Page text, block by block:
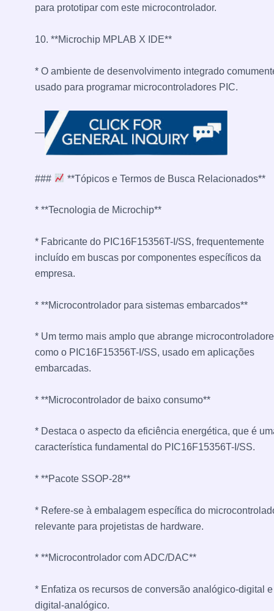
para prototipar com este microcontrolador.
10. **Microchip MPLAB X IDE**
* O ambiente de desenvolvimento integrado
usado para programar microcontroladores PIC.
—
### **Tópicos e Termos de Busca Relacionados**
* **Tecnologia de Microchip**
* Fabricante do PIC16F15356T-I/SS, frequentemente
incluído em buscas por componentes específicos da
empresa.
* **Microcontrolador para sistemas embarcados**
* Um termo mais amplo que abrange
como o PIC16F15356T-I/SS, usado em aplicações
embarcadas.
* **Microcontrolador de baixo consumo**
* Destaca o aspecto da eficiência energética, que é
característica fundamental do PIC16F15356T-I/SS.
* **Pacote SSOP-28**
* Refere-se à embalagem específica do
relevante para projetistas de hardware.
* **Microcontrolador com ADC/DAC**
* Enfatiza os recursos de conversão analógico-digital e
digital-analógico.